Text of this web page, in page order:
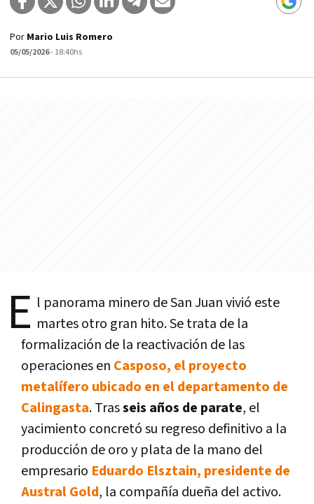
Por Mario Luis Romero
05/05/2026- 18:40hs
E l panorama minero de San Juan vivió este
martes otro gran hito. Se trata de la
formalización de la reactivación de las
operaciones en Casposo, el proyecto
metalífero ubicado en el departamento de
Calingasta. Trasseis años de parate, el
yacimiento concretó su regreso definitivo a la
producción de oro y plata de la mano del
empresario Eduardo Elsztain, presidente de
Austral Gold, la compañía dueña del activo.